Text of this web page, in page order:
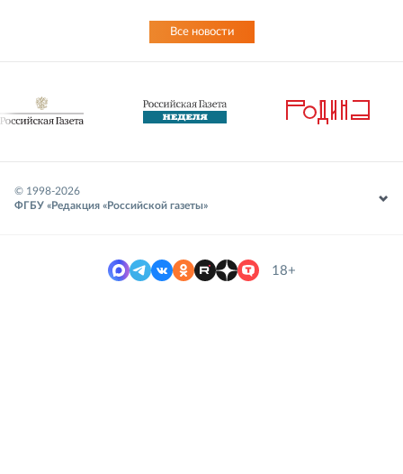
Все новости
© 1998-2026
ФГБУ «Редакция «Российской газеты»
18+